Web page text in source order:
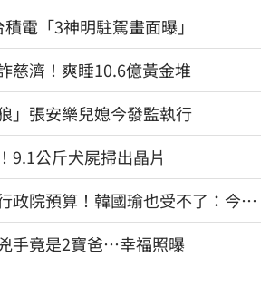
電「3神明駐駕畫面曝」
慈濟！爽睡10.6億黃金堆
」張安樂兒媳今發監執行
9.1公斤犬屍掃出晶片
政院預算！韓國瑜也受不了：今年
下
手竟是2寶爸…幸福照曝